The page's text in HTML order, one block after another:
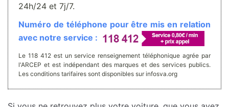
24h/24 et 7j/7.
Numéro de téléphone pour être mis en relation
avec notre service :
Le 118 412 est un service renseignement téléphonique agrée par
l'ARCEP et est indépendant des marques et des services publics.
Les conditions tarifaires sont disponibles sur infosva.org